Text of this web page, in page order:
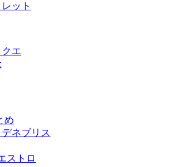
ット
エ
め
ネブリス
ストロ